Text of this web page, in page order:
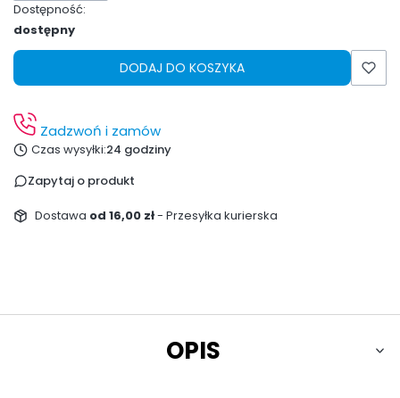
Dostępność:
dostępny
DODAJ DO KOSZYKA
Zadzwoń i zamów
Czas wysyłki:24 godziny
Zapytaj o produkt
Dostawa od 16,00 zł- Przesyłka kurierska
OPIS